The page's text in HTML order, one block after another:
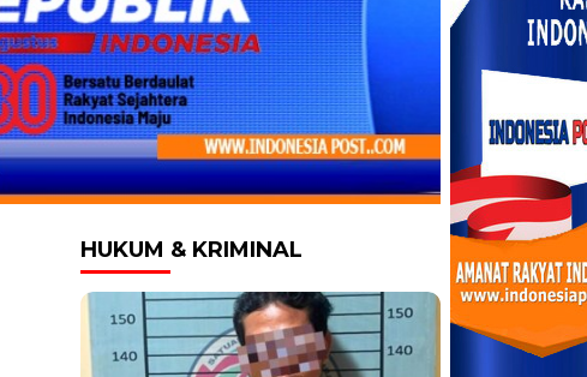
HUKUM & KRIMINAL